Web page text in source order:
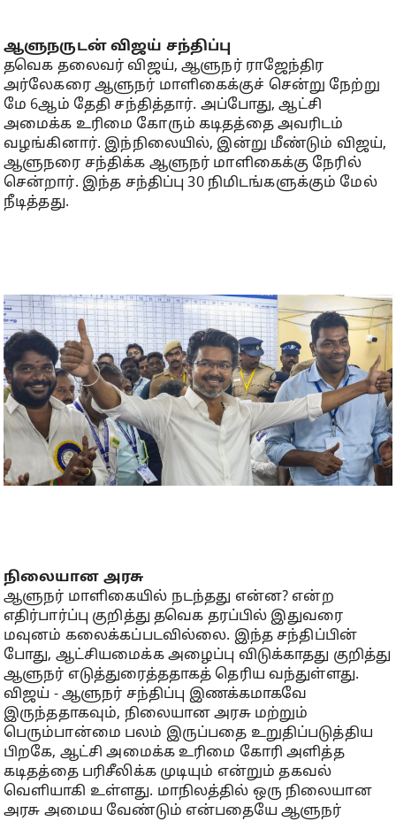
ஆளுநருடன் விஜய் சந்திப்பு
தவெக தலைவர் விஜய், ஆளுநர் ராஜேந்திர
அர்லேகரை ஆளுநர் மாளிகைக்குச் சென்று நேற்று
மே 6ஆம் தேதி சந்தித்தார். அப்போது, ஆட்சி
அமைக்க உரிமை கோரும் கடிதத்தை அவரிடம்
வழங்கினார். இந்நிலையில், இன்று மீண்டும் விஜய்,
ஆளுநரை சந்திக்க ஆளுநர் மாளிகைக்கு நேரில்
சென்றார். இந்த சந்திப்பு 30 நிமிடங்களுக்கும் மேல்
நீடித்தது.
நிலையான அரசு
ஆளுநர் மாளிகையில் நடந்தது என்ன? என்ற
எதிர்பார்ப்பு குறித்து தவெக தரப்பில் இதுவரை
மவுனம் கலைக்கப்படவில்லை. இந்த சந்திப்பின்
போது, ஆட்சியமைக்க அழைப்பு விடுக்காதது குறித்து
ஆளுநர் எடுத்துரைத்ததாகத் தெரிய வந்துள்ளது.
விஜய் - ஆளுநர் சந்திப்பு இணக்கமாகவே
இருந்ததாகவும், நிலையான அரசு மற்றும்
பெரும்பான்மை பலம் இருப்பதை உறுதிப்படுத்திய
பிறகே, ஆட்சி அமைக்க உரிமை கோரி அளித்த
கடிதத்தை பரிசீலிக்க முடியும் என்றும் தகவல்
வெளியாகி உள்ளது. மாநிலத்தில் ஒரு நிலையான
அரசு அமைய வேண்டும் என்பதையே ஆளுநர்